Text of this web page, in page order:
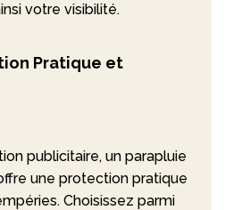
votre visibilité.
Pratique et
publicitaire, un parapluie
une protection pratique
Choisissez parmi